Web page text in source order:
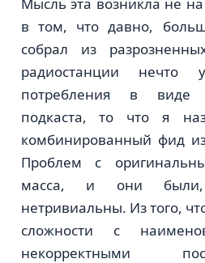
в том, что давно,
собрал из
радиостанции нечто
потребления в виде
подкаста, то что я
комбинированный фид
Проблем с
масса, и они
нетривиальны. Из того,
сложности с
некорректными